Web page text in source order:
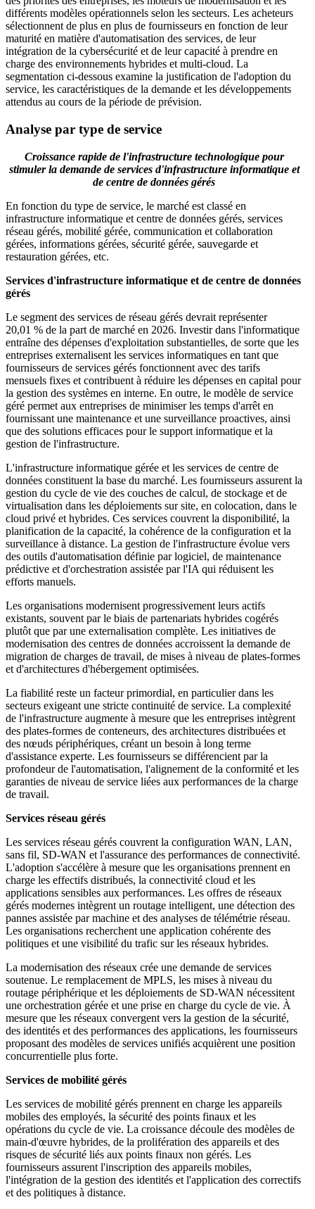
différents modèles opérationnels selon les secteurs. Les acheteurs
sélectionnent de plus en plus de fournisseurs en fonction de leur
maturité en matière d'automatisation des services, de leur
intégration de la cybersécurité et de leur capacité à prendre en
charge des environnements hybrides et multi-cloud. La
segmentation ci-dessous examine la justification de l'adoption du
service, les caractéristiques de la demande et les développements
attendus au cours de la période de prévision.
Analyse par type de service
Croissance rapide de l'infrastructure technologique pour
stimuler la demande de services d'infrastructure informatique et
de centre de données gérés
En fonction du type de service, le marché est classé en
infrastructure informatique et centre de données gérés, services
réseau gérés, mobilité gérée, communication et collaboration
gérées, informations gérées, sécurité gérée, sauvegarde et
restauration gérées, etc.
Services d'infrastructure informatique et de centre de données
gérés
Le segment des services de réseau gérés devrait représenter
20,01 % de la part de marché en 2026. Investir dans l'informatique
entraîne des dépenses d'exploitation substantielles, de sorte que les
entreprises externalisent les services informatiques en tant que
fournisseurs de services gérés fonctionnent avec des tarifs
mensuels fixes et contribuent à réduire les dépenses en capital pour
la gestion des systèmes en interne. En outre, le modèle de service
géré permet aux entreprises de minimiser les temps d'arrêt en
fournissant une maintenance et une surveillance proactives, ainsi
que des solutions efficaces pour le support informatique et la
gestion de l'infrastructure.
L'infrastructure informatique gérée et les services de centre de
données constituent la base du marché. Les fournisseurs assurent la
gestion du cycle de vie des couches de calcul, de stockage et de
virtualisation dans les déploiements sur site, en colocation, dans le
cloud privé et hybrides. Ces services couvrent la disponibilité, la
planification de la capacité, la cohérence de la configuration et la
surveillance à distance. La gestion de l'infrastructure évolue vers
des outils d'automatisation définie par logiciel, de maintenance
prédictive et d'orchestration assistée par l'IA qui réduisent les
efforts manuels.
Les organisations modernisent progressivement leurs actifs
existants, souvent par le biais de partenariats hybrides cogérés
plutôt que par une externalisation complète. Les initiatives de
modernisation des centres de données accroissent la demande de
migration de charges de travail, de mises à niveau de plates-formes
et d'architectures d'hébergement optimisées.
La fiabilité reste un facteur primordial, en particulier dans les
secteurs exigeant une stricte continuité de service. La complexité
de l'infrastructure augmente à mesure que les entreprises intègrent
des plates-formes de conteneurs, des architectures distribuées et
des nœuds périphériques, créant un besoin à long terme
d'assistance experte. Les fournisseurs se différencient par la
profondeur de l'automatisation, l'alignement de la conformité et les
garanties de niveau de service liées aux performances de la charge
de travail.
Services réseau gérés
Les services réseau gérés couvrent la configuration WAN, LAN,
sans fil, SD-WAN et l'assurance des performances de connectivité.
L'adoption s'accélère à mesure que les organisations prennent en
charge les effectifs distribués, la connectivité cloud et les
applications sensibles aux performances. Les offres de réseaux
gérés modernes intègrent un routage intelligent, une détection des
pannes assistée par machine et des analyses de télémétrie réseau.
Les organisations recherchent une application cohérente des
politiques et une visibilité du trafic sur les réseaux hybrides.
La modernisation des réseaux crée une demande de services
soutenue. Le remplacement de MPLS, les mises à niveau du
routage périphérique et les déploiements de SD-WAN nécessitent
une orchestration gérée et une prise en charge du cycle de vie. À
mesure que les réseaux convergent vers la gestion de la sécurité,
des identités et des performances des applications, les fournisseurs
proposant des modèles de services unifiés acquièrent une position
concurrentielle plus forte.
Services de mobilité gérés
Les services de mobilité gérés prennent en charge les appareils
mobiles des employés, la sécurité des points finaux et les
opérations du cycle de vie. La croissance découle des modèles de
main-d'œuvre hybrides, de la prolifération des appareils et des
risques de sécurité liés aux points finaux non gérés. Les
fournisseurs assurent l'inscription des appareils mobiles,
l'intégration de la gestion des identités et l'application des correctifs
et des politiques à distance.